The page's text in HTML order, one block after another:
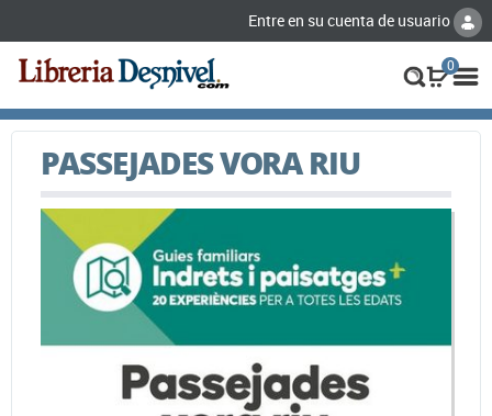
Entre en su cuenta de usuario
0
PASSEJADES VORA RIU